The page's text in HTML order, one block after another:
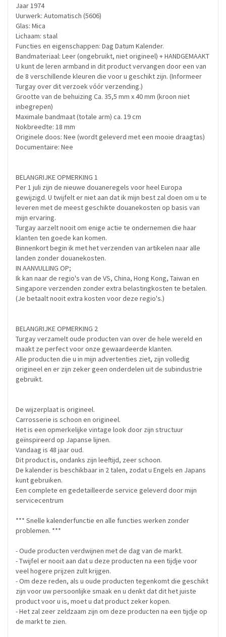
Jaar 1974
Uurwerk: Automatisch (5606)
Glas: Mica
Lichaam: staal
Functies en eigenschappen: Dag Datum Kalender.
Bandmateriaal: Leer (ongebruikt, niet origineel) + HANDGEMAAKT
U kunt de leren armband in dit product vervangen door een van
de 8 verschillende kleuren die voor u geschikt zijn. (Informeer
Turgay over dit verzoek vóór verzending.)
Grootte van de behuizing Ca. 35,5 mm x 40 mm (kroon niet
inbegrepen)
Maximale bandmaat (totale arm) ca. 19 cm
Nokbreedte: 18 mm
Originele doos: Nee (wordt geleverd met een mooie draagtas)
Documentaire: Nee
BELANGRIJKE OPMERKING 1
Per 1 juli zijn de nieuwe douaneregels voor heel Europa
gewijzigd. U twijfelt er niet aan dat ik mijn best zal doen om u te
leveren met de meest geschikte douanekosten op basis van
mijn ervaring.
Turgay aarzelt nooit om enige actie te ondernemen die haar
klanten ten goede kan komen.
Binnenkort begin ik met het verzenden van artikelen naar alle
landen zonder douanekosten.
IN AANVULLING OP;
Ik kan naar de regio's van de VS, China, Hong Kong, Taiwan en
Singapore verzenden zonder extra belastingkosten te betalen.
(Je betaalt nooit extra kosten voor deze regio's.)
BELANGRIJKE OPMERKING 2
Turgay verzamelt oude producten van over de hele wereld en
maakt ze perfect voor onze gewaardeerde klanten.
Alle producten die u in mijn advertenties ziet, zijn volledig
origineel en er zijn zeker geen onderdelen uit de subindustrie
gebruikt.
De wijzerplaat is origineel.
Carrosserie is schoon en origineel.
Het is een opmerkelijke vintage look door zijn structuur
geïnspireerd op Japanse lijnen.
Vandaag is 48 jaar oud.
Dit product is, ondanks zijn leeftijd, zeer schoon.
De kalender is beschikbaar in 2 talen, zodat u Engels en Japans
kunt gebruiken.
Een complete en gedetailleerde service geleverd door mijn
servicecentrum
*** Snelle kalenderfunctie en alle functies werken zonder
problemen. ***
- Oude producten verdwijnen met de dag van de markt.
- Twijfel er nooit aan dat u deze producten na een tijdje voor
veel hogere prijzen zult krijgen.
- Om deze reden, als u oude producten tegenkomt die geschikt
zijn voor uw persoonlijke smaak en u denkt dat dit het juiste
product voor u is, moet u dat product zeker kopen.
- Het zal zeer zeldzaam zijn om deze producten na een tijdje op
de markt te zien.